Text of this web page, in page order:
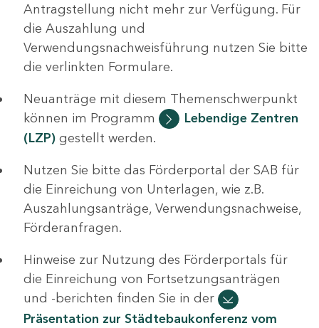
Antragstellung nicht mehr zur Verfügung. Für
die Auszahlung und
Verwendungsnachweisführung nutzen Sie bitte
die verlinkten Formulare.
Neuanträge mit diesem Themenschwerpunkt
können im Programm
Lebendige Zentren
(LZP) gestellt werden.
Nutzen Sie bitte das Förderportal der SAB für
die Einreichung von Unterlagen, wie z.B.
Auszahlungsanträge, Verwendungsnachweise,
Förderanfragen.
Hinweise zur Nutzung des Förderportals für
die Einreichung von Fortsetzungsanträgen
und -berichten finden Sie in der
Präsentation zur Städtebaukonferenz vom